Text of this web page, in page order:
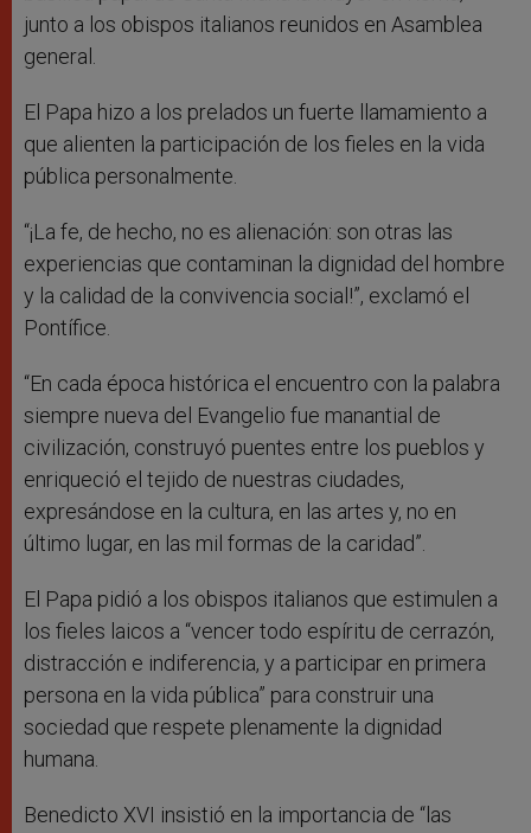
junto a los obispos italianos reunidos en Asamblea
general.
El Papa hizo a los prelados un fuerte llamamiento a
que alienten la participación de los fieles en la vida
pública personalmente.
“¡La fe, de hecho, no es alienación: son otras las
experiencias que contaminan la dignidad del hombre
y la calidad de la convivencia social!”, exclamó el
Pontífice.
“En cada época histórica el encuentro con la palabra
siempre nueva del Evangelio fue manantial de
civilización, construyó puentes entre los pueblos y
enriqueció el tejido de nuestras ciudades,
expresándose en la cultura, en las artes y, no en
último lugar, en las mil formas de la caridad”.
El Papa pidió a los obispos italianos que estimulen a
los fieles laicos a “vencer todo espíritu de cerrazón,
distracción e indiferencia, y a participar en primera
persona en la vida pública” para construir una
sociedad que respete plenamente la dignidad
humana.
Benedicto XVI insistió en la importancia de “las